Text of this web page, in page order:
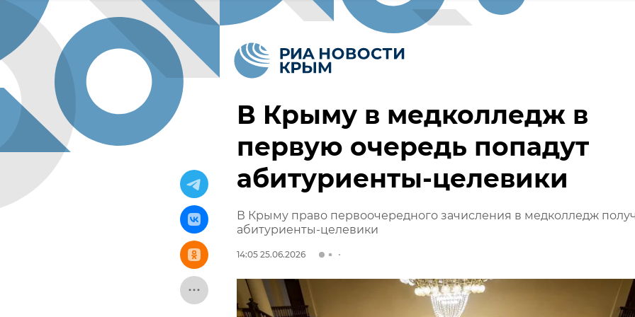
В Крыму в медколледж в
первую очередь попадут
абитуриенты-целевики
В Крыму право первоочередного зачисления в медколледж
абитуриенты-целевики
14:05 25.06.2026